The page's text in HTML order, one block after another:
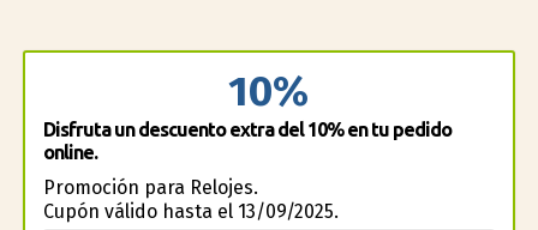
10%
Disfruta un descuento extra del 10% en tu pedido
online.
Promoción para Relojes.
Cupón válido hasta el 13/09/2025.